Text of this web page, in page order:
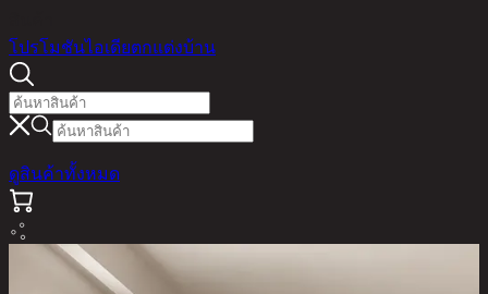
โปรโมชันไอเดียตกแต่งบ้าน
ดูสินค้าทั้งหมด